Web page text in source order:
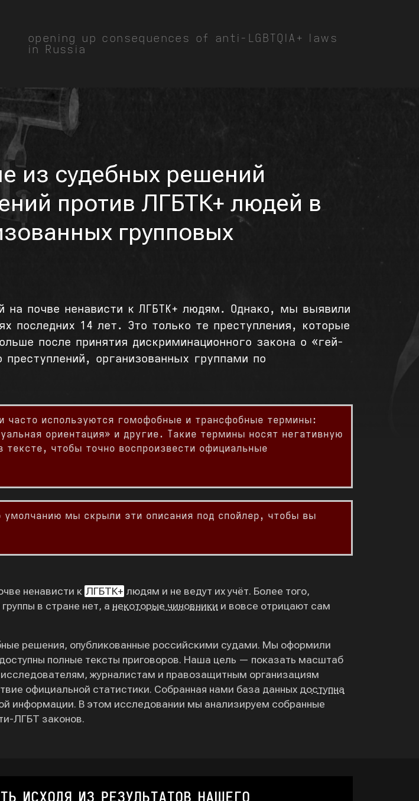
opening up consequences of anti-LGBTQIA+ laws
in Russia
из судебных решений
против ЛГБТК+ людей в
групповых
на почве ненависти к ЛГБТК+ людям. Однако, мы выявили
последних 14 лет. Это только те преступления, которые
после принятия дискриминационного закона о «гей-
организованных группами по
часто используются гомофобные и трансфобные термины:
ориентация» и другие. Такие термины носят негативную
чтобы точно воспроизвести официальные
мы скрыли эти описания под спойлер, чтобы вы
ненависти к ЛГБТК+ людям и не ведут их учёт. Более того,
в стране нет, а некоторые чиновники и вовсе отрицают сам
решения, опубликованные российскими судами. Мы оформили
полные тексты приговоров. Наша цель — показать масштаб
журналистам и правозащитным организациям
официальной статистики. Собранная нами база данных доступна
информации. В этом исследовании мы анализируем собранные
ЛГБТ законов.
ИСХОДЯ ИЗ РЕЗУЛЬТАТОВ НАШЕГО